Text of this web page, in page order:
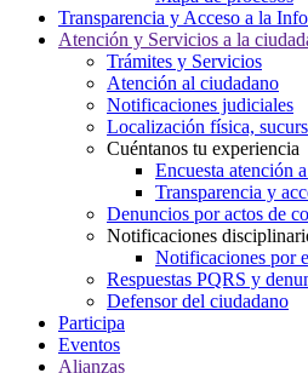
Transparencia y Acceso a la
Atención y Servicios a la
Trámites y Servicios
Atención al ciudadano
Notificaciones judiciales
Localización física,
Cuéntanos tu experiencia
Encuesta atención
Transparencia y
Denuncios por actos de
Notificaciones
Notificaciones por
Respuestas PQRS y
Defensor del ciudadano
Participa
Eventos
Alianzas